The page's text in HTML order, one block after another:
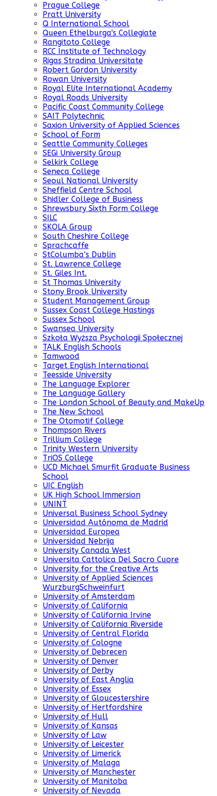
Prague College
Pratt University
Q International School
Queen Ethelburga's Collegiate
Rangitoto College
RCC Institute of Technology
Rigas Stradina Universitate
Robert Gordon University
Rowan University
Royal Elite International Academy
Royal Roads University
Pacific Coast Community College
SAIT Polytechnic
Saxion University of Applied Sciences
School of Form
Seattle Community Colleges
SEGi University Group
Selkirk College
Seneca College
Seoul National University
Sheffield Centre School
Shidler College of Business
Shrewsbury Sixth Form College
SILC
SKOLA Group
South Cheshire College
Sprachcaffe
StColumba’s Dublin
St. Lawrence College
St. Giles Int.
St Thomas University
Stony Brook University
Student Management Group
Sussex Coast College Hastings
Sussex School
Swansea University
Szkoła Wyższa Psychologii Społecznej
TALK English Schools
Tamwood
Target English International
Teesside University
The Language Explorer
The Language Gallery
The London School of Beauty and MakeUp
The New School
The Otomotif College
Thompson Rivers
Trillium College
Trinity Western University
TriOS College
UCD Michael Smurfit Graduate Business
School
UIC English
UK High School Immersion
UNINT
Universal Business School Sydney
Universidad Autónoma de Madrid
Universidad Europea
Universidad Nebrija
University Canada West
Universita Cattolica Del Sacro Cuore
University for the Creative Arts
University of Applied Sciences
WurzburgSchweinfurt
University of Amsterdam
University of California
University of California Irvine
University of California Riverside
University of Central Florida
University of Cologne
University of Debrecen
University of Denver
University of Derby
University of East Anglia
University of Essex
University of Gloucestershire
University of Hertfordshire
University of Hull
University of Kansas
University of Law
University of Leicester
University of Limerick
University of Malaga
University of Manchester
University of Manitoba
University of Nevada